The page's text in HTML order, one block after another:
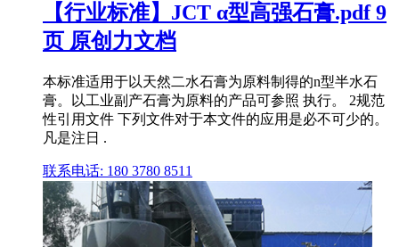
【行业标准】JCT α型高强石膏.pdf 9
页 原创力文档
本标准适用于以天然二水石膏为原料制得的n型半水石
膏。以工业副产石膏为原料的产品可参照 执行。 2规范
性引用文件 下列文件对于本文件的应用是必不可少的。
凡是注日 .
联系电话: 180 3780 8511